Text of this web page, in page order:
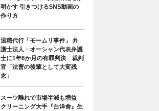
明かす 引きつけるSNS動画の
作り方
退職代行「モームリ事件」 弁
護士法人・オーシャン代表弁護
士に1年6か月の有罪判決 裁判
官「法曹の後輩として大変残
念」
スーツ離れで市場半減も増益
クリーニング大手『白洋舍』生